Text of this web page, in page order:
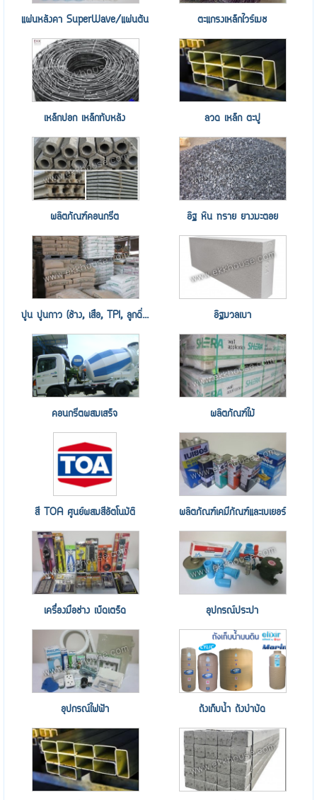
แผ่นหลังคา SuperWave/แผ่นตัน ตะแกรงเหล็กไวร์เมช
เหล็กปอก เหล็กทับหลัง ลวด เหล็ก ตะปู
ผลิตภัณฑ์คอนกรีต อิฐ หิน ทราย ยางมะตอย
ปูน ปูนกาว (ช้าง, เสือ, TPI, ลูกดิ่... อิฐมวลเบา
คอนกรีตผสมเสร็จ ผลิตภัณฑ์ไม้
สี TOA ศูนย์ผสมสีอัตโนมัติ ผลิตภัณฑ์เคมีภัณฑ์และเบเยอร์
เครื่องมือช่าง เบ็ดเตร็ด อุปกรณ์ประปา
อุปกรณ์ไฟฟ้า ถังเก็บน้ำ ถังบำบัด